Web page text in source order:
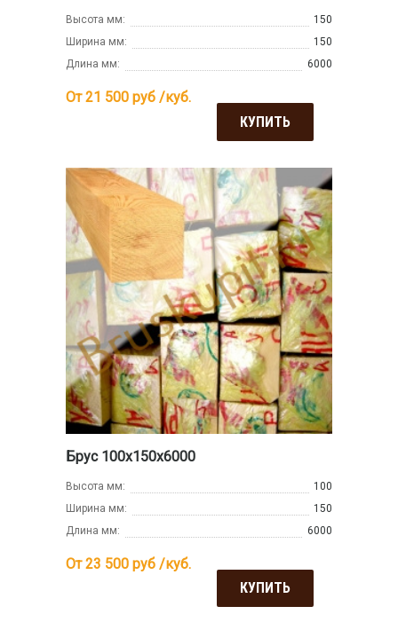
Высота мм:
150
Ширина мм:
150
Длина мм:
6000
От 21 500 руб /куб.
КУПИТЬ
Брус 100х150х6000
Высота мм:
100
Ширина мм:
150
Длина мм:
6000
От 23 500 руб /куб.
КУПИТЬ